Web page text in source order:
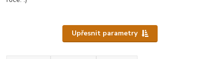
Upřesnit parametry